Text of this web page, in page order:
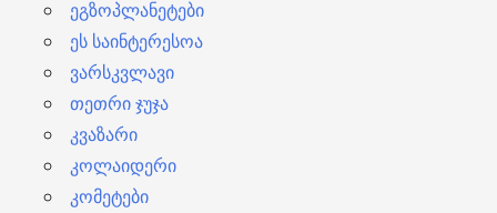
ეგზოპლანეტები
ეს საინტერესოა
ვარსკვლავი
თეთრი ჯუჯა
კვაზარი
კოლაიდერი
კომეტები